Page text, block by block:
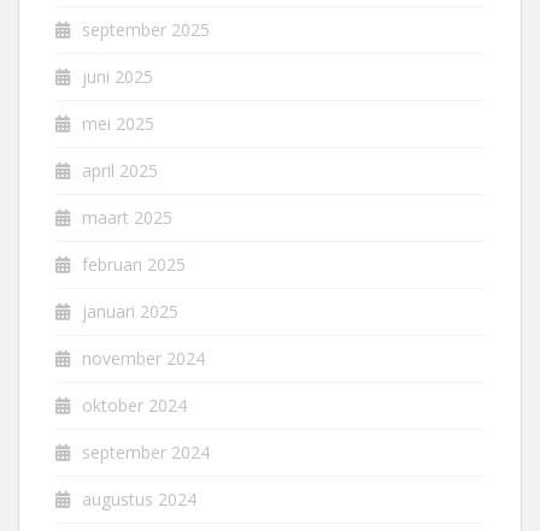
september 2025
juni 2025
mei 2025
april 2025
maart 2025
februari 2025
januari 2025
november 2024
oktober 2024
september 2024
augustus 2024